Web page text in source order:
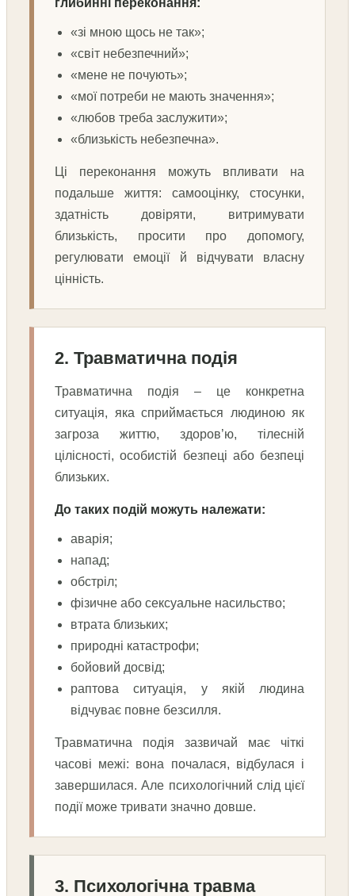
«зі мною щось не так»;
«світ небезпечний»;
«мене не почують»;
«мої потреби не мають значення»;
«любов треба заслужити»;
«близькість небезпечна».
Ці переконання можуть впливати на
подальше життя: самооцінку, стосунки,
здатність довіряти, витримувати
близькість, просити про допомогу,
регулювати емоції й відчувати власну
цінність.
2. Травматична подія
Травматична подія – це конкретна
ситуація, яка сприймається людиною як
загроза життю, здоров’ю, тілесній
цілісності, особистій безпеці або безпеці
близьких.
До таких подій можуть належати:
аварія;
напад;
обстріл;
фізичне або сексуальне насильство;
втрата близьких;
природні катастрофи;
бойовий досвід;
раптова ситуація, у якій людина
відчуває повне безсилля.
Травматична подія зазвичай має чіткі
часові межі: вона почалася, відбулася і
завершилася. Але психологічний слід цієї
події може тривати значно довше.
3. Психологічна травма